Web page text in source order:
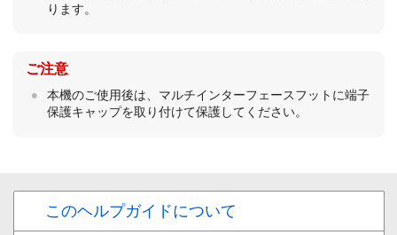
ります。
ご注意
本機のご使用後は、マルチインターフェースフットに端子
保護キャップを取り付けて保護してください。
このヘルプガイドについて